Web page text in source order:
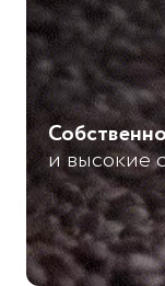
и высокие